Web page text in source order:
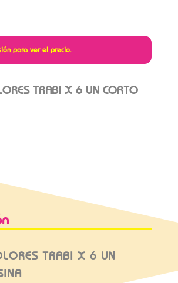
para ver el precio.
TRABI X 6 UN CORTO
TRABI X 6 UN